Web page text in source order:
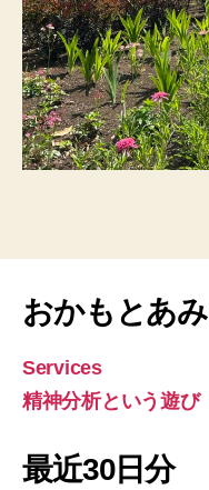
おかもとあ
Services
精神分析という遊び
最近30日分